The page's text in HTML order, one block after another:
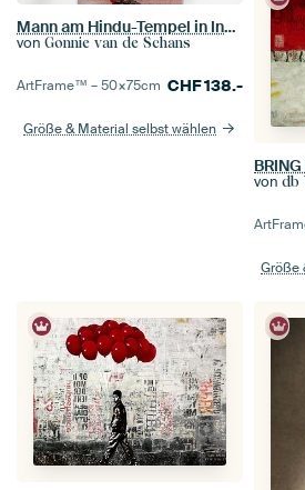
Mann am Hindu-Tempel in Indien
von Gonnie van de Schans
ArtFrame™ –50×75cm CHF138.-
Größe & Material selbst wählen
von db
Größe